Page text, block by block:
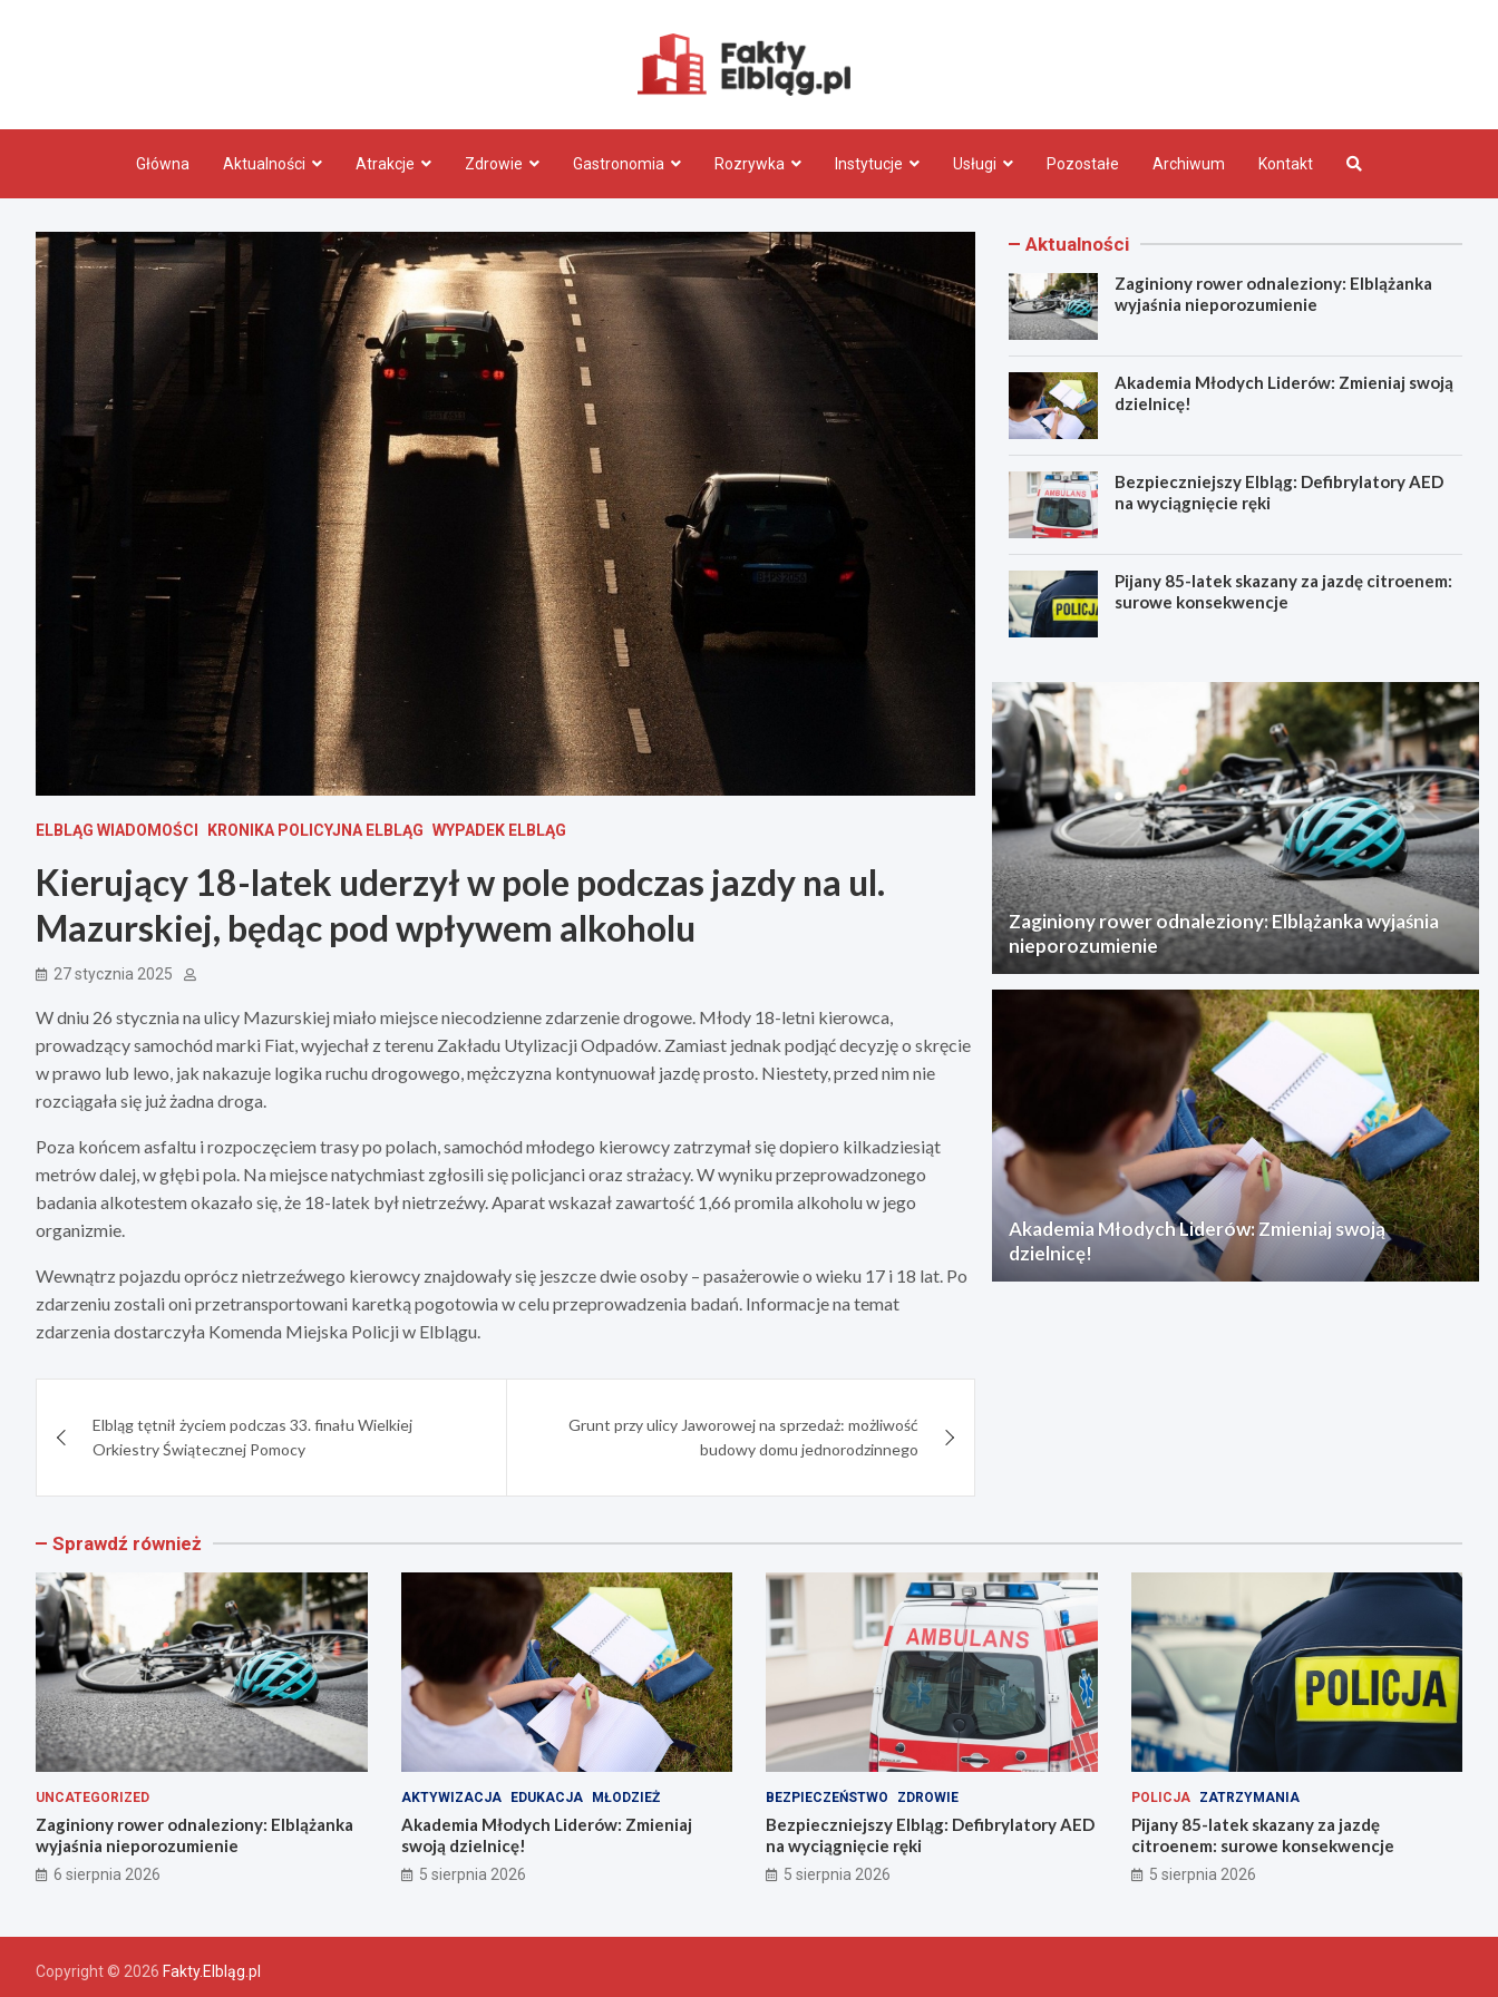
Główna Aktualności Atrakcje Zdrowie Gastronomia Rozrywka Instytucje Usługi Pozostałe Archiwum Kontakt
ELBLĄG WIADOMOŚCI KRONIKA POLICYJNA ELBLĄG WYPADEK ELBLĄG
Kierujący 18-latek uderzył w pole podczas jazdy na ul.
Mazurskiej, będąc pod wpływem alkoholu
27 stycznia 2025
W dniu 26 stycznia na ulicy Mazurskiej miało miejsce niecodzienne zdarzenie drogowe. Młody 18-letni kierowca,
prowadzący samochód marki Fiat, wyjechał z terenu Zakładu Utylizacji Odpadów. Zamiast jednak podjąć decyzję o skręcie
w prawo lub lewo, jak nakazuje logika ruchu drogowego, mężczyzna kontynuował jazdę prosto. Niestety, przed nim nie
rozciągała się już żadna droga.
Poza końcem asfaltu i rozpoczęciem trasy po polach, samochód młodego kierowcy zatrzymał się dopiero kilkadziesiąt
metrów dalej, w głębi pola. Na miejsce natychmiast zgłosili się policjanci oraz strażacy. W wyniku przeprowadzonego
badania alkotestem okazało się, że 18-latek był nietrzeźwy. Aparat wskazał zawartość 1,66 promila alkoholu w jego
organizmie.
Wewnątrz pojazdu oprócz nietrzeźwego kierowcy znajdowały się jeszcze dwie osoby – pasażerowie o wieku 17 i 18 lat. Po
zdarzeniu zostali oni przetransportowani karetką pogotowia w celu przeprowadzenia badań. Informacje na temat
zdarzenia dostarczyła Komenda Miejska Policji w Elblągu.
wpisuElbląg tętnił życiem podczas 33. finału Wielkiej
Orkiestry Świątecznej Pomocy
Grunt przy ulicy Jaworowej na sprzedaż: możliwość
budowy domu jednorodzinnego
Aktualności
Zaginiony rower odnaleziony: Elblążanka
wyjaśnia nieporozumienie
Akademia Młodych Liderów: Zmieniaj swoją
dzielnicę!
Bezpieczniejszy Elbląg: Defibrylatory AED
na wyciągnięcie ręki
Pijany 85-latek skazany za jazdę citroenem:
surowe konsekwencje
Zaginiony rower odnaleziony: Elblążanka wyjaśnia
nieporozumienie
Akademia Młodych Liderów: Zmieniaj swoją
dzielnicę!
Sprawdź również
UNCATEGORIZED
Zaginiony rower odnaleziony: Elblążanka
wyjaśnia nieporozumienie
6 sierpnia 2026
AKTYWIZACJA EDUKACJA MŁODZIEŻ
Akademia Młodych Liderów: Zmieniaj
swoją dzielnicę!
5 sierpnia 2026
BEZPIECZEŃSTWO ZDROWIE
Bezpieczniejszy Elbląg: Defibrylatory AED
na wyciągnięcie ręki
5 sierpnia 2026
POLICJA ZATRZYMANIA
Pijany 85-latek skazany za jazdę
citroenem: surowe konsekwencje
5 sierpnia 2026
Copyright © 2026 Fakty.Elbląg.pl